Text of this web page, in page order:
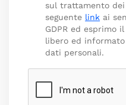
sul trattamento
seguente link ai
GDPR ed esprimo
libero ed
dati personali.